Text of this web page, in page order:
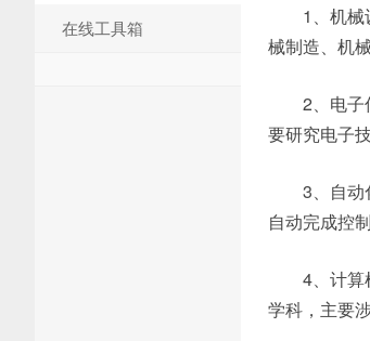
在线工具箱
1、机
械制造、机
2、电子
要研究电子
3、自动
自动完成控
4、计算
学科，主要